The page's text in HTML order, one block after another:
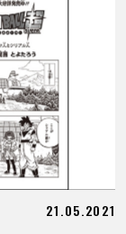
21.05.2021